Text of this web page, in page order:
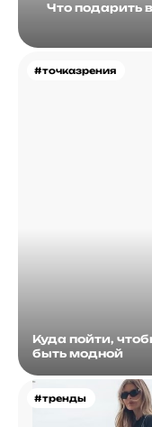
Что подарить
#точказрения
Куда пойти,
быть модной
#тренды